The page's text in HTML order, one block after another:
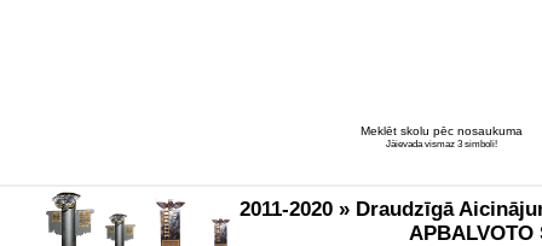
Meklēt skolu pēc nosaukuma
Jāievada vismaz 3 simboli!
2011-2020 » Draudzīgā
APBALVOTO